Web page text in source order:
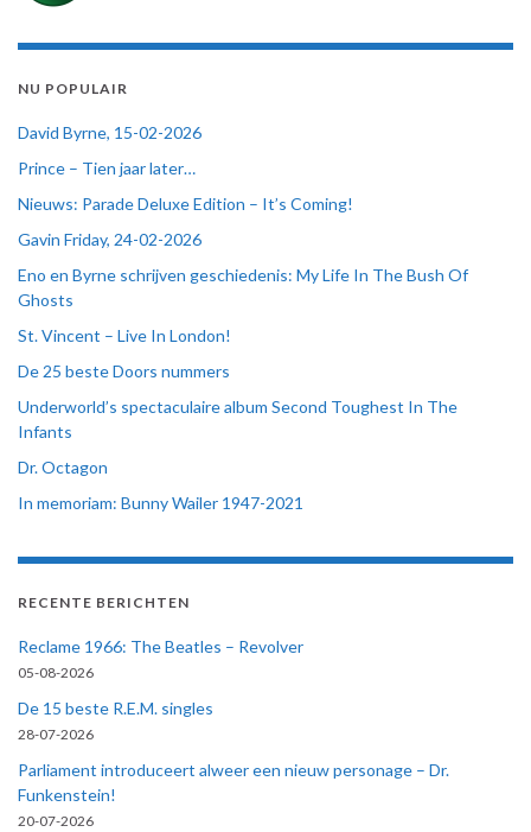
NU POPULAIR
David Byrne, 15-02-2026
Prince – Tien jaar later…
Nieuws: Parade Deluxe Edition – It’s Coming!
Gavin Friday, 24-02-2026
Eno en Byrne schrijven geschiedenis: My Life In The Bush Of
Ghosts
St. Vincent – Live In London!
De 25 beste Doors nummers
Underworld’s spectaculaire album Second Toughest In The
Infants
Dr. Octagon
In memoriam: Bunny Wailer 1947-2021
RECENTE BERICHTEN
Reclame 1966: The Beatles – Revolver
05-08-2026
De 15 beste R.E.M. singles
28-07-2026
Parliament introduceert alweer een nieuw personage – Dr.
Funkenstein!
20-07-2026